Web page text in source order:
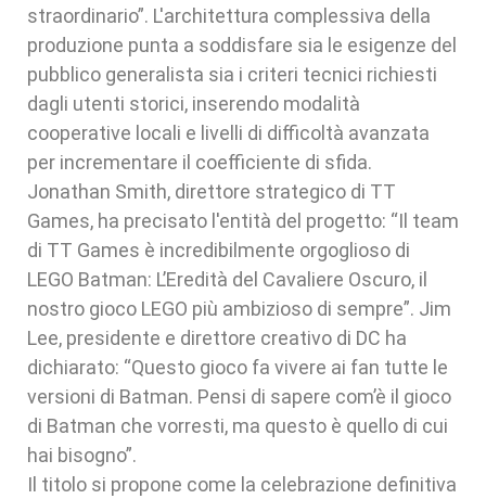
straordinario”. L'architettura complessiva della
produzione punta a soddisfare sia le esigenze del
pubblico generalista sia i criteri tecnici richiesti
dagli utenti storici, inserendo modalità
cooperative locali e livelli di difficoltà avanzata
per incrementare il coefficiente di sfida.
Jonathan Smith, direttore strategico di TT
Games, ha precisato l'entità del progetto: “Il team
di TT Games è incredibilmente orgoglioso di
LEGO Batman: L’Eredità del Cavaliere Oscuro, il
nostro gioco LEGO più ambizioso di sempre”. Jim
Lee, presidente e direttore creativo di DC ha
dichiarato: “Questo gioco fa vivere ai fan tutte le
versioni di Batman. Pensi di sapere com’è il gioco
di Batman che vorresti, ma questo è quello di cui
hai bisogno”.
Il titolo si propone come la celebrazione definitiva